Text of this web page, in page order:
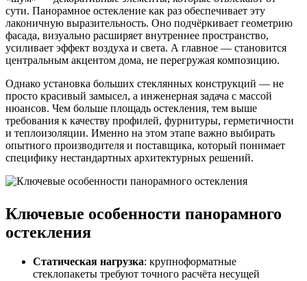
сути. Панорамное остекление как раз обеспечивает эту
лаконичную выразительность. Оно подчёркивает геометрию
фасада, визуально расширяет внутреннее пространство,
усиливает эффект воздуха и света. А главное — становится
центральным акцентом дома, не перегружая композицию.
Однако установка больших стеклянных конструкций — не
просто красивый замысел, а инженерная задача с массой
нюансов. Чем больше площадь остекления, тем выше
требования к качеству профилей, фурнитуры, герметичности
и теплоизоляции. Именно на этом этапе важно выбирать
опытного производителя и поставщика, который понимает
специфику нестандартных архитектурных решений.
Ключевые особенности панорамного
остекления
Статическая нагрузка: крупноформатные
стеклопакеты требуют точного расчёта несущей